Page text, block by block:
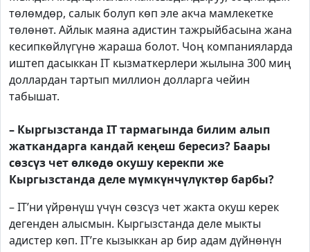
төлөмдөр, салык болуп көп эле акча мамлекетке
төлөнөт. Айлык маяна адистин тажрыйбасына жана
кесипкөйлүгүнө жараша болот. Чоң компанияларда
иштеп дасыккан IT кызматкерлери жылына 300 миң
доллардан тартып миллион долларга чейин
табышат.
– Кыргызстанда IT тармагында билим алып
жаткандарга кандай кеңеш бересиз? Баары
сөзсүз чет өлкөдө окушу керекпи же
Кыргызстанда деле мүмкүнчүлүктөр барбы?
– IT’ни үйрөнүш үчүн сөзсүз чет жакта окуш керек
дегенден алысмын. Кыргызстанда деле мыкты
адистер көп. IT’ге кызыккан ар бир адам дүйнөнүн